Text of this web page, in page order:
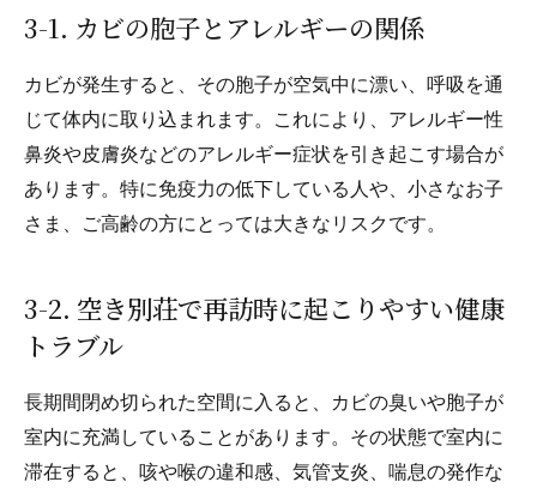
3-1. カビの胞子とアレルギーの関係
カビが発生すると、その胞子が空気中に漂い、呼吸を通
じて体内に取り込まれます。これにより、アレルギー性
鼻炎や皮膚炎などのアレルギー症状を引き起こす場合が
あります。特に免疫力の低下している人や、小さなお子
さま、ご高齢の方にとっては大きなリスクです。
3-2. 空き別荘で再訪時に起こりやすい健康
トラブル
長期間閉め切られた空間に入ると、カビの臭いや胞子が
室内に充満していることがあります。その状態で室内に
滞在すると、咳や喉の違和感、気管支炎、喘息の発作な